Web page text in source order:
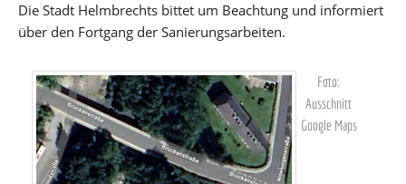
Die Stadt Helmbrechts bittet um Beachtung und informiert
über den Fortgang der Sanierungsarbeiten.
Foto:
Ausschnitt
Google Maps